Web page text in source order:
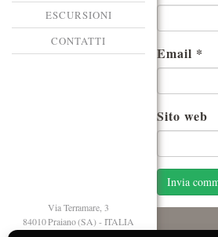
ESCURSIONI
CONTATTI
Via Terramare, 3
84010 Praiano (SA) - ITALIA
Email *
Sito web